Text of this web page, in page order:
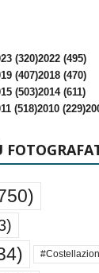
(320)2022 (495)
(407)2018 (470)
(503)2014 (611)
(518)2010 (229)